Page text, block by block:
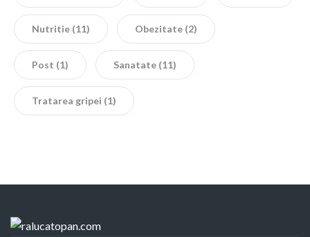
Nutritie (11) Obezitate (2)
Post (1) Sanatate (11)
Tratarea gripei (1)